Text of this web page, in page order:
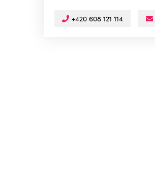
+420 608 121 114